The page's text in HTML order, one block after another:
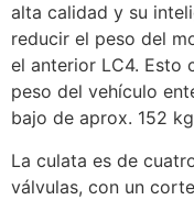
alta calidad y su
reducir el peso del
el anterior LC4. Esto
peso del vehículo
bajo de aprox. 152
La culata es de
válvulas, con un